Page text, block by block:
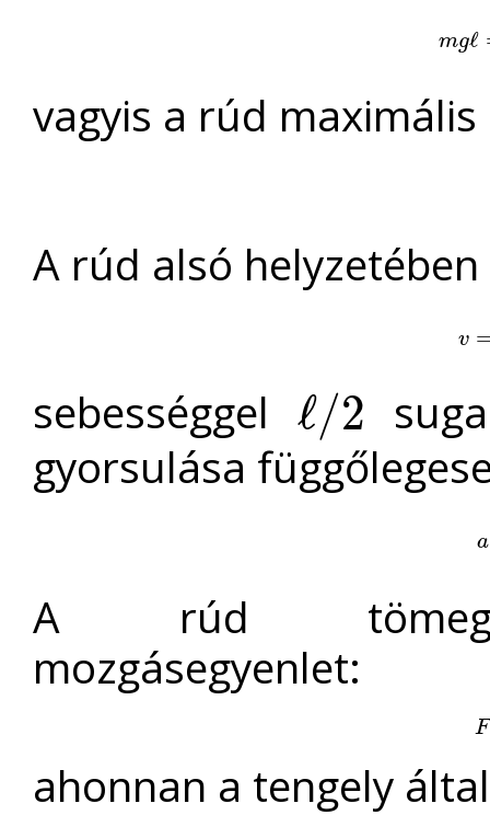
mgℓ
mgℓ
vagyis a rúd maximális
A rúd alsó
v
v=
sebességgel ℓ/2
ℓ/ 2
gyorsulása
a
a
A rúd
mozgásegyenlet:
F
F
ahonnan a tengely